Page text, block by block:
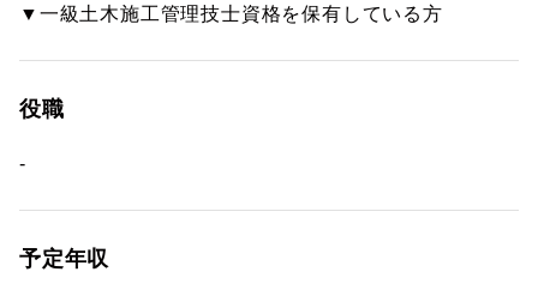
▼一級土木施工管理技士資格を保有している方
役職
-
予定年収